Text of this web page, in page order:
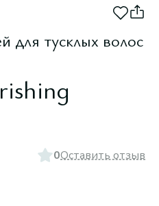
для тусклых волос
0Оставить отзыв